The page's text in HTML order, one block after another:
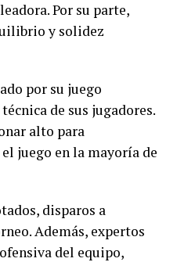
Por su parte,
y solidez
por su juego
de sus jugadores.
alto para
juego en la mayoría de
disparos a
Además, expertos
del equipo,